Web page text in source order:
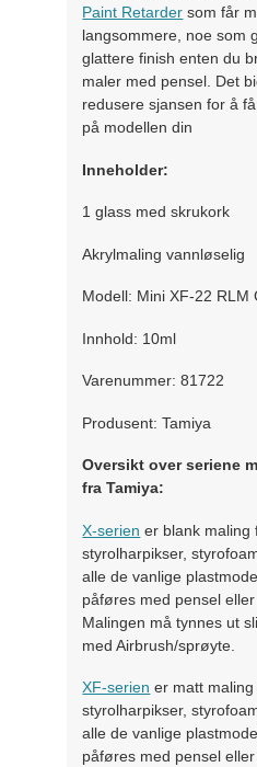
Paint Retarder som får
langsommere, noe som
glattere finish enten du
maler med pensel. Det
redusere sjansen for å
på modellen din
Inneholder:
1 glass med skrukork
Akrylmaling vannløselig
Modell: Mini XF-22 RLM
Innhold: 10ml
Varenummer: 81722
Produsent: Tamiya
Oversikt over seriene
fra Tamiya:
X-serien er blank maling
styrolharpikser,
alle de vanlige
påføres med pensel
Malingen må tynnes ut
med Airbrush/sprøyte.
XF-serien er matt
styrolharpikser,
alle de vanlige
påføres med pensel